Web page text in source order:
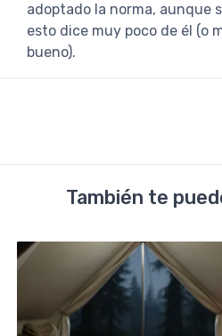
adoptado la norma, aunque
esto dice muy poco de él (o
bueno).
También te